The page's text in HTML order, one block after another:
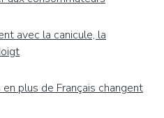
avec la canicule, la
plus de Français changent